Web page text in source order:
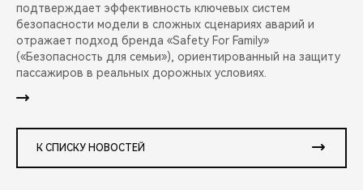
подтверждает эффективность ключевых систем
безопасности модели в сложных сценариях аварий и
отражает подход бренда «Safety For Family»
(«Безопасность для семьи»), ориентированный на защиту
пассажиров в реальных дорожных условиях.
К СПИСКУ НОВОСТЕЙ